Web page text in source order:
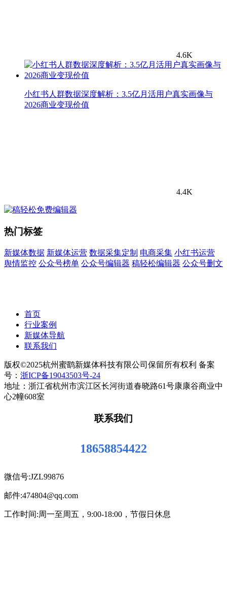
4.6K
小红书人群数据深度解析：3.5亿月活用户真实画像与
2026商业变现价值
4.4K
热门标签
新媒体数据 新媒体运营 数据采集定制 电商采集 小红书运营
舆情监控 公众号榜单 公众号编辑器 稿轻松编辑器 公众号删文
首页
行业案例
新媒体导航
联系我们
版权©2025杭州蜜鹞新媒体科技有限公司保留所有权利 备案
号： 浙ICP备19043503号-24
地址：浙江省杭州市滨江区长河街道春晓路61号康康谷商业中
心2幢608室
联系我们
18658854422
微信号:JZL99876
邮件:474804@qq.com
工作时间:周一至周五，9:00-18:00，节假日休息